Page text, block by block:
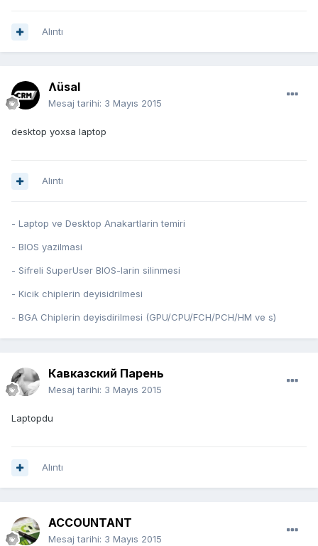
Alıntı
Ʌüsal
Mesaj tarihi: 3 Mayıs 2015
desktop yoxsa laptop
Alıntı
- Laptop ve Desktop Anakartlarin temiri
- BIOS yazilmasi
- Sifreli SuperUser BIOS-larin silinmesi
- Kicik chiplerin deyisidrilmesi
- BGA Chiplerin deyisdirilmesi (GPU/CPU/FCH/PCH/HM ve s)
Кавказский Парень
Mesaj tarihi: 3 Mayıs 2015
Laptopdu
Alıntı
ACCOUNTANT
Mesaj tarihi: 3 Mayıs 2015